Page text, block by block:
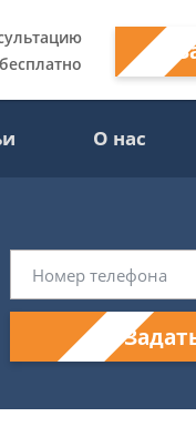
бесплатно
О нас